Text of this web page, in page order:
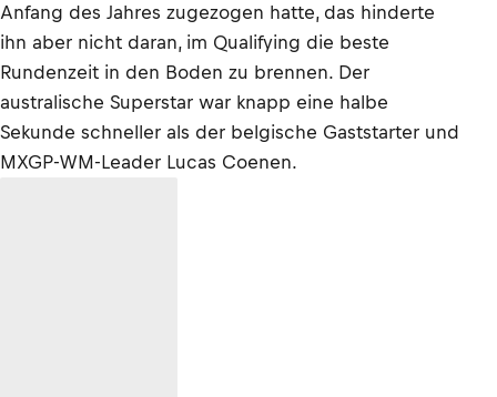
Anfang des Jahres zugezogen hatte, das hinderte
ihn aber nicht daran, im Qualifying die beste
Rundenzeit in den Boden zu brennen. Der
australische Superstar war knapp eine halbe
Sekunde schneller als der belgische Gaststarter und
MXGP-WM-Leader Lucas Coenen.